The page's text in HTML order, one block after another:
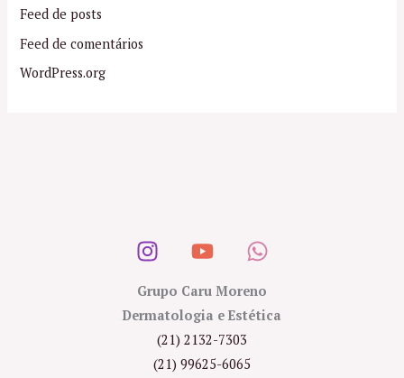
Feed de posts
Feed de comentários
WordPress.org
Grupo Caru Moreno
Dermatologia e Estética
(21) 2132-7303
(21) 99625-6065